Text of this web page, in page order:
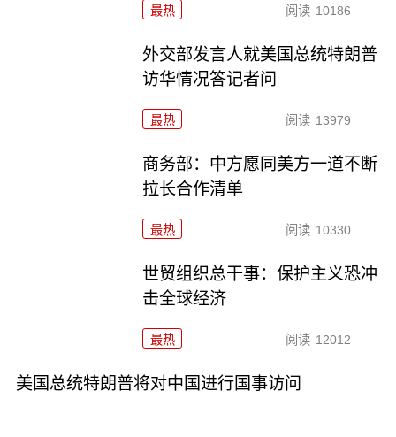
最热 阅读 10186
外交部发言人就美国总统特朗普
访华情况答记者问
最热 阅读 13979
商务部：中方愿同美方一道不断
拉长合作清单
最热 阅读 10330
世贸组织总干事：保护主义恐冲
击全球经济
最热 阅读 12012
美国总统特朗普将对中国进行国事访问